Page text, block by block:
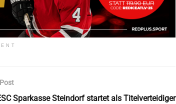
Sparkasse Steindorf startet als Titelverteidiger